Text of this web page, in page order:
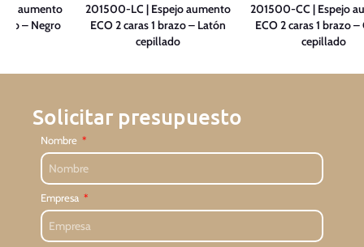
aumento
– Negro
201500-LC | Espejo aumento
ECO 2 caras 1 brazo – Latón
cepillado
201500-CC | Espejo
ECO 2 caras 1 brazo –
cepillado
Solicitar presupuesto
Nombre
Empresa